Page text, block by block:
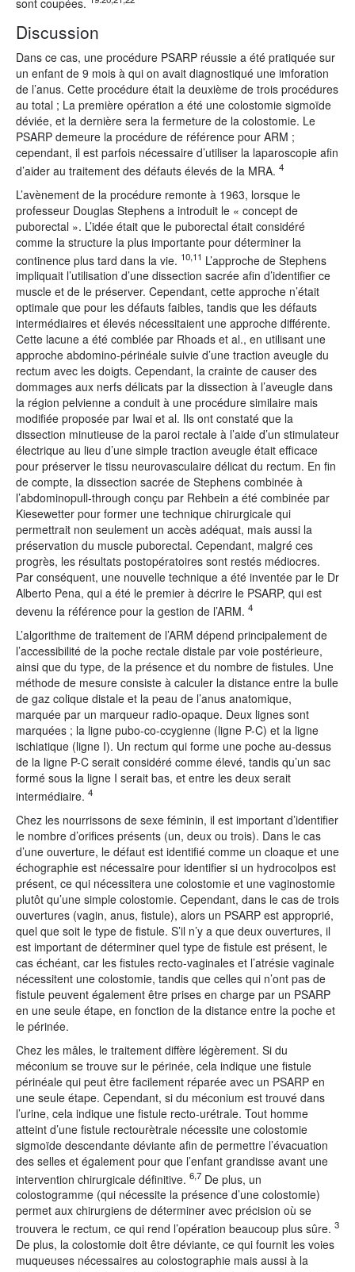
Discussion
Dans ce cas, une procédure PSARP réussie a été pratiquée sur
un enfant de 9 mois à qui on avait diagnostiqué une imforation
de l’anus. Cette procédure était la deuxième de trois procédures
au total ; La première opération a été une colostomie sigmoïde
déviée, et la dernière sera la fermeture de la colostomie. Le
PSARP demeure la procédure de référence pour ARM ;
cependant, il est parfois nécessaire d’utiliser la laparoscopie afin
d’aider au traitement des défauts élevés de la MRA. 4
L’avènement de la procédure remonte à 1963, lorsque le
professeur Douglas Stephens a introduit le « concept de
puborectal ». L’idée était que le puborectal était considéré
comme la structure la plus importante pour déterminer la
continence plus tard dans la vie. 10,11 L’approche de Stephens
impliquait l’utilisation d’une dissection sacrée afin d’identifier ce
muscle et de le préserver. Cependant, cette approche n’était
optimale que pour les défauts faibles, tandis que les défauts
intermédiaires et élevés nécessitaient une approche différente.
Cette lacune a été comblée par Rhoads et al., en utilisant une
approche abdomino-périnéale suivie d’une traction aveugle du
rectum avec les doigts. Cependant, la crainte de causer des
dommages aux nerfs délicats par la dissection à l’aveugle dans
la région pelvienne a conduit à une procédure similaire mais
modifiée proposée par Iwai et al. Ils ont constaté que la
dissection minutieuse de la paroi rectale à l’aide d’un stimulateur
électrique au lieu d’une simple traction aveugle était efficace
pour préserver le tissu neurovasculaire délicat du rectum. En fin
de compte, la dissection sacrée de Stephens combinée à
l’abdominopull-through conçu par Rehbein a été combinée par
Kiesewetter pour former une technique chirurgicale qui
permettrait non seulement un accès adéquat, mais aussi la
préservation du muscle puborectal. Cependant, malgré ces
progrès, les résultats postopératoires sont restés médiocres.
Par conséquent, une nouvelle technique a été inventée par le Dr
Alberto Pena, qui a été le premier à décrire le PSARP, qui est
devenu la référence pour la gestion de l’ARM. 4
L’algorithme de traitement de l’ARM dépend principalement de
l’accessibilité de la poche rectale distale par voie postérieure,
ainsi que du type, de la présence et du nombre de fistules. Une
méthode de mesure consiste à calculer la distance entre la bulle
de gaz colique distale et la peau de l’anus anatomique,
marquée par un marqueur radio-opaque. Deux lignes sont
marquées ; la ligne pubo-co-ccygienne (ligne P-C) et la ligne
ischiatique (ligne I). Un rectum qui forme une poche au-dessus
de la ligne P-C serait considéré comme élevé, tandis qu’un sac
formé sous la ligne I serait bas, et entre les deux serait
intermédiaire. 4
Chez les nourrissons de sexe féminin, il est important d’identifier
le nombre d’orifices présents (un, deux ou trois). Dans le cas
d’une ouverture, le défaut est identifié comme un cloaque et une
échographie est nécessaire pour identifier si un hydrocolpos est
présent, ce qui nécessitera une colostomie et une vaginostomie
plutôt qu’une simple colostomie. Cependant, dans le cas de trois
ouvertures (vagin, anus, fistule), alors un PSARP est approprié,
quel que soit le type de fistule. S’il n’y a que deux ouvertures, il
est important de déterminer quel type de fistule est présent, le
cas échéant, car les fistules recto-vaginales et l’atrésie vaginale
nécessitent une colostomie, tandis que celles qui n’ont pas de
fistule peuvent également être prises en charge par un PSARP
en une seule étape, en fonction de la distance entre la poche et
le périnée.
Chez les mâles, le traitement diffère légèrement. Si du
méconium se trouve sur le périnée, cela indique une fistule
périnéale qui peut être facilement réparée avec un PSARP en
une seule étape. Cependant, si du méconium est trouvé dans
l’urine, cela indique une fistule recto-urétrale. Tout homme
atteint d’une fistule rectourètrale nécessite une colostomie
sigmoïde descendante déviante afin de permettre l’évacuation
des selles et également pour que l’enfant grandisse avant une
intervention chirurgicale définitive. 6,7 De plus, un
colostogramme (qui nécessite la présence d’une colostomie)
permet aux chirurgiens de déterminer avec précision où se
trouvera le rectum, ce qui rend l’opération beaucoup plus sûre. 3
De plus, la colostomie doit être déviante, ce qui fournit les voies
muqueuses nécessaires au colostographie mais aussi à la